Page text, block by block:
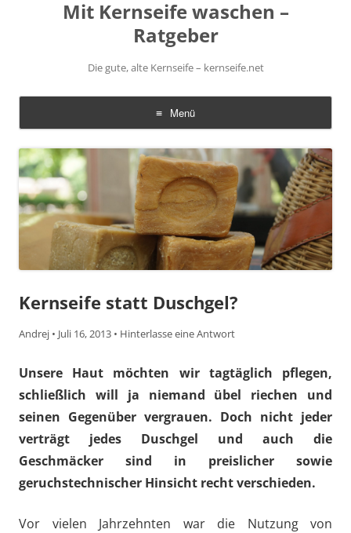
Mit Kernseife waschen –
Ratgeber
Die gute, alte Kernseife – kernseife.net
Menü
Zum
Inhalt
springen
Kernseife statt Duschgel?
Andrej • Juli 16, 2013 • Hinterlasse eine Antwort
Unsere Haut möchten wir tagtäglich pflegen,
schließlich will ja niemand übel riechen und
seinen Gegenüber vergrauen. Doch nicht jeder
verträgt jedes Duschgel und auch die
Geschmäcker sind in preislicher sowie
geruchstechnischer Hinsicht recht verschieden.
Vor vielen Jahrzehnten war die Nutzung von